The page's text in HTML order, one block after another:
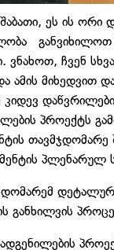
ეს ის ორი
განვიხილოთ
ვნახოთ, ჩვენ
მიხედვით
კიდევ
პროექტს
თავმჯდომარე
პლენარულ
განხილვის